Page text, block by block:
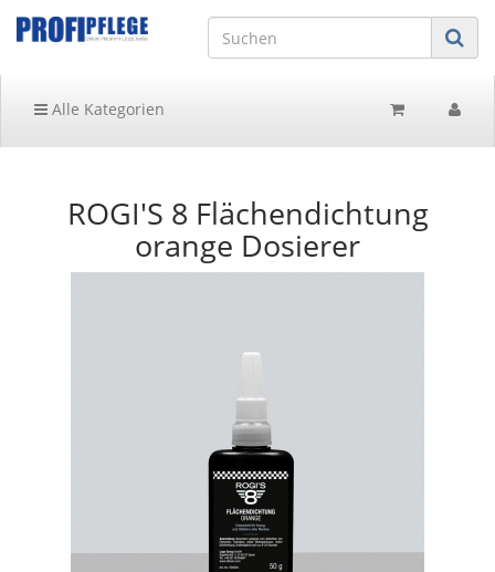
Alle Kategorien
ROGI'S 8 Flächendichtung
orange Dosierer